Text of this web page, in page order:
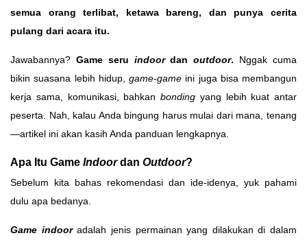
semua orang terlibat, ketawa bareng, dan punya cerita
pulang dari acara itu.
Jawabannya? Game seru indoordanoutdoor. Nggak cuma
bikin suasana lebih hidup, game-game ini juga bisa membangun
kerja sama, komunikasi, bahkan bonding yang lebih kuat antar
peserta. Nah, kalau Anda bingung harus mulai dari mana, tenang
—artikel ini akan kasih Anda panduan lengkapnya.
Apa Itu Game Indoordan Outdoor?
Sebelum kita bahas rekomendasi dan ide-idenya, yuk pahami
dulu apa bedanya.
Game indooradalah jenis permainan yang dilakukan di dalam